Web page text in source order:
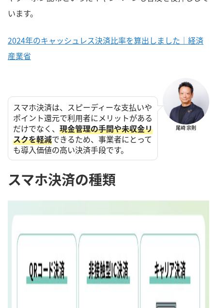
います。
2024年のキャッシュレス決済比率を算出しました｜経済
産業省
スマホ決済は、スピーディーな支払いや
ポイント還元で利用者にメリットがある
だけでなく、 現金管理の手間や未収金リ
スクを軽減できるため、事業者にとって
も導入価値の高い決済手段です。
尾﨑 宗則
スマホ決済の種類